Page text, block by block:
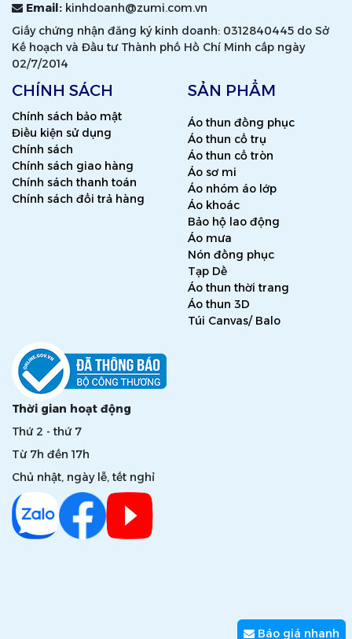
Email: kinhdoanh@zumi.com.vn
Giấy chứng nhận đăng ký kinh doanh: 0312840445 do Sở
Kế hoạch và Đầu tư Thành phố Hồ Chí Minh cấp ngày
02/7/2014
CHÍNH SÁCH
Chính sách bảo mật
Điều kiện sử dụng
Chính sách
Chính sách giao hàng
Chính sách thanh toán
Chính sách đổi trả hàng
SẢN PHẨM
Áo thun đồng phục
Áo thun cổ trụ
Áo thun cổ tròn
Áo sơ mi
Áo nhóm áo lớp
Áo khoác
Bảo hộ lao động
Áo mưa
Nón đồng phục
Tạp Dề
Áo thun thời trang
Áo thun 3D
Túi Canvas/ Balo
Thời gian hoạt động
Thứ 2 - thứ 7
Từ 7h đến 17h
Chủ nhật, ngày lễ, tết nghỉ
Báo giá nhanh